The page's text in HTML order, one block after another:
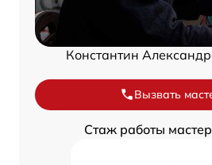
Константин
Вызвать
Стаж работы